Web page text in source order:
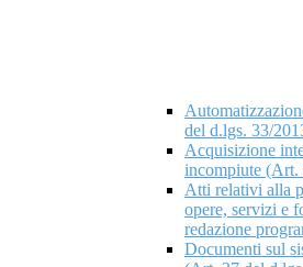
del d.lgs. 33/
Acquisizione
incompiute (Art.
Atti relativi alla
opere, servizi e
redazione
Documenti sul